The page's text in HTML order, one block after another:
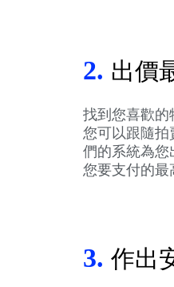
2. 出價
找到您喜歡的
您可以跟隨拍
們的系統為您
您要支付的最
3. 作出